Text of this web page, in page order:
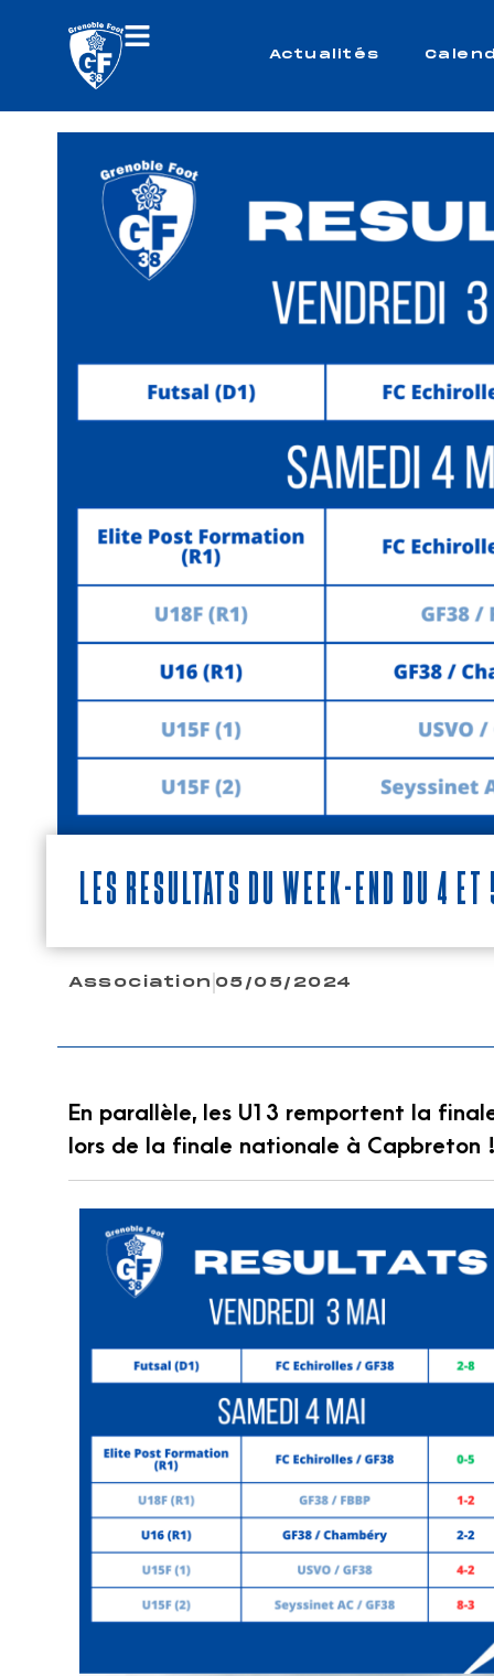
Actualités
Les résultats du week-end du 4 et
Association 05/05/2024
En parallèle, les U13 remportent la
lors de la finale nationale à